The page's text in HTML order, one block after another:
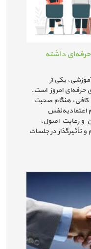
داشته
یکی از
حرفه‌ای امروز است.
کافی، هنگام صحبت
اعتمادبه‌نفس
و رعایت اصول،
تأثیرگذار در جلسات